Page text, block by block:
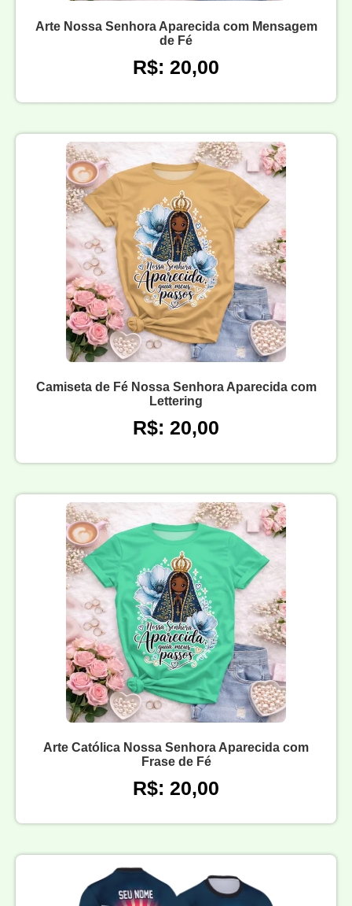
Arte Nossa Senhora Aparecida com Mensagem
de Fé
R$: 20,00
Camiseta de Fé Nossa Senhora Aparecida com
Lettering
R$: 20,00
Arte Católica Nossa Senhora Aparecida com
Frase de Fé
R$: 20,00